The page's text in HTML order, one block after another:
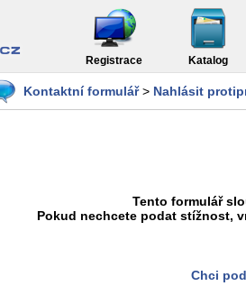
Registrace Katalog
Kontaktní formulář> Nahlásit
Tento formulář
Pokud nechcete podat stížnost,
Chci